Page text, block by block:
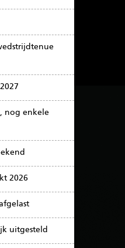
nog enkele
2026
uitgesteld